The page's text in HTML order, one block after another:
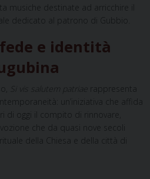
musiche destinate ad arricchire il
dedicato al patrono di Gubbio.
e identità
rappresenta
un’iniziativa che affida
di oggi il compito di rinnovare,
che da quasi nove secoli
della Chiesa e della città di